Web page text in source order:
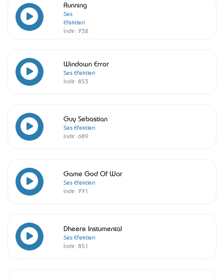
Running
Ses
Efektleri
İndir: 732
Windown Error
Ses Efektleri
İndir: 853
Guy Sebastian
Ses Efektleri
İndir: 689
Game God Of War
Ses Efektleri
İndir: 771
Dheere Instumental
Ses Efektleri
İndir: 851